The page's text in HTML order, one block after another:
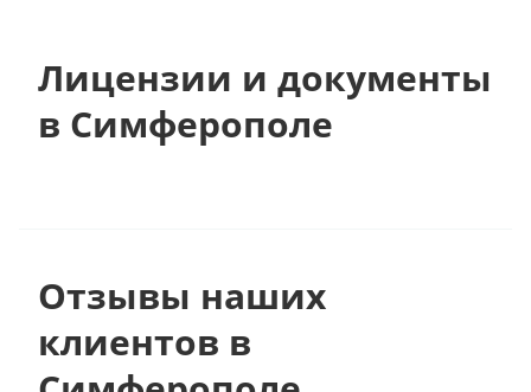
Лицензии и документы
в Симферополе
Отзывы наших
клиентов в